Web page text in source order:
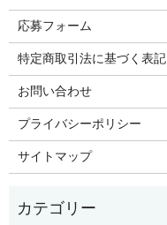
応募フォーム
特定商取引法に基づく表記
お問い合わせ
プライバシーポリシー
サイトマップ